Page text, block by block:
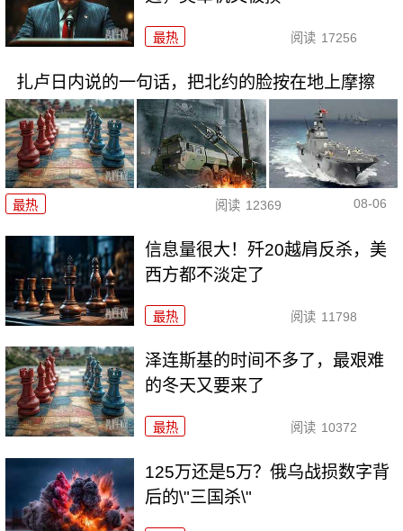
最热 阅读 17256
扎卢日内说的一句话，把北约的脸按在地上摩擦
最热 阅读 12369 08-06
信息量很大！歼20越肩反杀，美
西方都不淡定了
最热 阅读 11798
泽连斯基的时间不多了，最艰难
的冬天又要来了
最热 阅读 10372
125万还是5万？俄乌战损数字背
后的\"三国杀\"